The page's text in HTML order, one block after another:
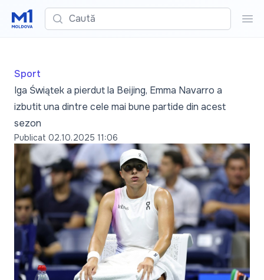
Caută
Sport
Iga Świątek a pierdut la Beijing, Emma Navarro a
izbutit una dintre cele mai bune partide din acest
sezon
Publicat 02.10.2025 11:06